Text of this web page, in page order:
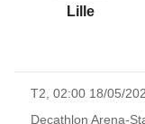
Lille
T2, 02:00 18/05/
Decathlon Arena-